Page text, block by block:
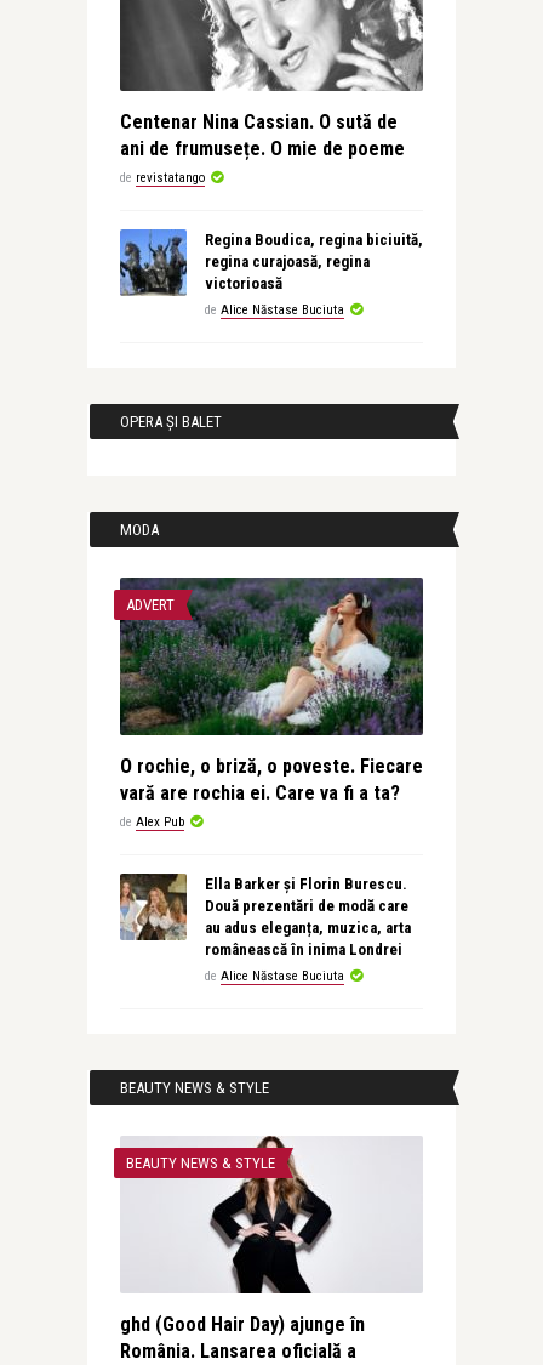
Centenar Nina Cassian. O sută de
ani de frumusețe. O mie de poeme
de revistatango
Regina Boudica, regina biciuită,
regina curajoasă, regina
victorioasă
de Alice Năstase Buciuta
OPERA ȘI BALET
MODA
ADVERT
O rochie, o briză, o poveste. Fiecare
vară are rochia ei. Care va fi a ta?
de Alex Pub
Ella Barker și Florin Burescu.
Două prezentări de modă care
au adus eleganța, muzica, arta
românească în inima Londrei
de Alice Năstase Buciuta
BEAUTY NEWS & STYLE
BEAUTY NEWS & STYLE
ghd (Good Hair Day) ajunge în
România. Lansarea oficială a